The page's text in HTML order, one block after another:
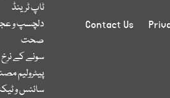
Contact Us
ٹاپ ٹرینڈ
دلچسپ و
صحت
سونے کے نرخ
پیٹرولیم
سائنس و